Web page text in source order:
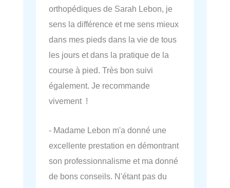
orthopédiques de Sarah Lebon, je
sens la différence et me sens mieux
dans mes pieds dans la vie de tous
les jours et dans la pratique de la
course à pied. Très bon suivi
également. Je recommande
vivement !
- Madame Lebon m'a donné une
excellente prestation en démontrant
son professionnalisme et ma donné
de bons conseils. N'étant pas du